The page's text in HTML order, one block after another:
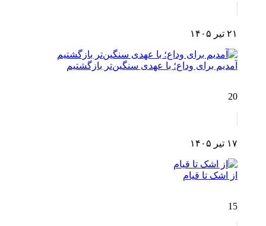
۲۱ تیر ۱۴۰۵
آمدیم برای وداع؛ با عهدی سنگین‌تر بازگشتیم
20
۱۷ تیر ۱۴۰۵
از اشک تا قیام
15